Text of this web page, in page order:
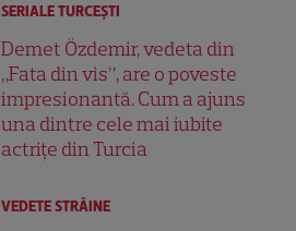
SERIALE TURCEŞTI
Demet Özdemir, vedeta din
„Fata din vis”, are o poveste
impresionantă. Cum a ajuns
una dintre cele mai iubite
actrițe din Turcia
VEDETE STRĂINE